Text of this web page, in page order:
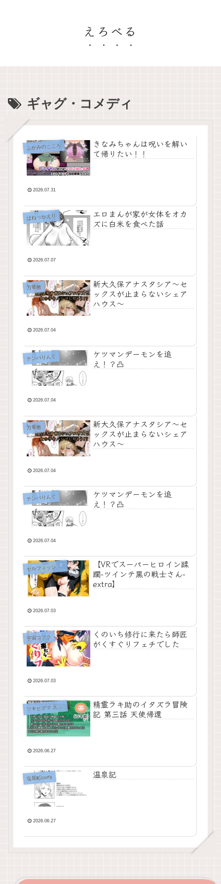
えろべる
ギャグ・コメディ
ふかみのこころ
きなみちゃんは呪いを解い
て帰りたい！！
2026.07.31
はねっかえり
エロまんが家が女体をオカ
ズに白米を食べた話
2026.07.07
万華教
新大久保アナスタシア〜セ
ックスが止まらないシェア
ハウス〜
2026.07.04
テンパりんぐ
ケツマンデーモンを追
え！？凸
2026.07.04
万華教
新大久保アナスタシア〜セ
ックスが止まらないシェア
ハウス〜
2026.07.04
テンパりんぐ
ケツマンデーモンを追
え！？凸
2026.07.04
セ
ルフィッシュくん
【VRでスーパーヒロイン蹂
躙-ツインテ黒の戦士さん-
extra】
2026.07.03
宇宙コアラ
くのいち修行に来たら師匠
がくすぐりフェチでした
2026.07.03
ツキヒグマ 元・田中屋
精霊ラキ助のイタズラ冒険
記 第三話 天使帰還
2026.06.27
塩屋町curry 温泉記
2026.06.27